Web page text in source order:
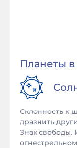
Планеты в
Склонность к
дразнить
Знак свободы.